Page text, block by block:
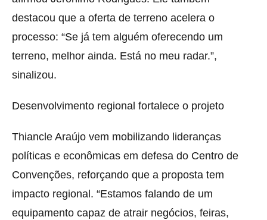
destacou que a oferta de terreno acelera o
processo: “Se já tem alguém oferecendo um
terreno, melhor ainda. Está no meu radar.”,
sinalizou.
Desenvolvimento regional fortalece o projeto
Thiancle Araújo vem mobilizando lideranças
políticas e econômicas em defesa do Centro de
Convenções, reforçando que a proposta tem
impacto regional. “Estamos falando de um
equipamento capaz de atrair negócios, feiras,